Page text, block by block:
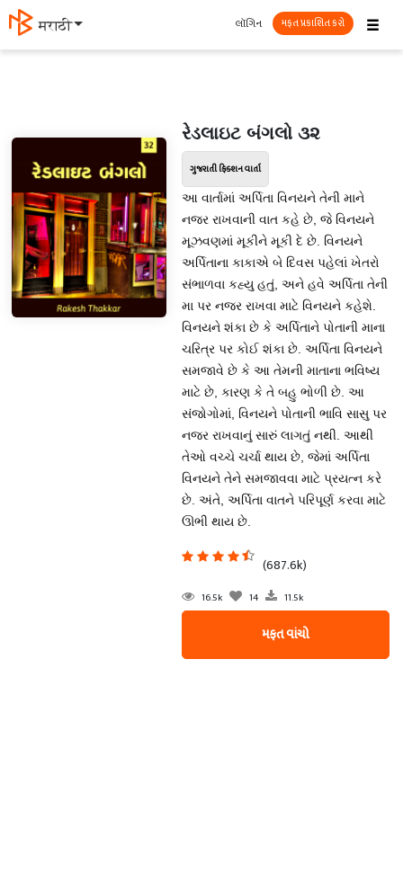
தமிழ் ☰
લૉગિન મફત પ્રકાશિત કરો
રેડલાઇટ બંગલો ૩૨
ગુજરાતી ફિક્શન વાર્તા
આ વાર્તામાં અર્પિતા વિનયને તેની માને
નજર રાખવાની વાત કહે છે, જે વિનયને
મૂઝવણમાં મૂકીને મૂકી દે છે. વિનયને
અર્પિતાના કાકાએ બે દિવસ પહેલાં ખેતરો
સંભાળવા કહ્યુ હતું, અને હવે અર્પિતા તેની
મા પર નજર રાખવા માટે વિનયને કહેશે.
વિનયને શંકા છે કે અર્પિતાને પોતાની માના
ચરિત્ર પર કોઈ શંકા છે. અર્પિતા વિનયને
સમજાવે છે કે આ તેમની માતાના ભવિષ્ય
માટે છે, કારણ કે તે બહુ ભોળી છે. આ
સંજોગોમાં, વિનયને પોતાની ભાવિ સાસુ પર
નજર રાખવાનું સારું લાગતું નથી. આથી
તેઓ વચ્ચે ચર્ચા થાય છે, જેમાં અર્પિતા
વિનયને તેને સમજાવવા માટે પ્રયત્ન કરે
છે. અંતે, અર્પિતા વાતને પરિપૂર્ણ કરવા માટે
ઊભી થાય છે.
(687.6k)
16.5k 14 11.5k
મફત વાંચો